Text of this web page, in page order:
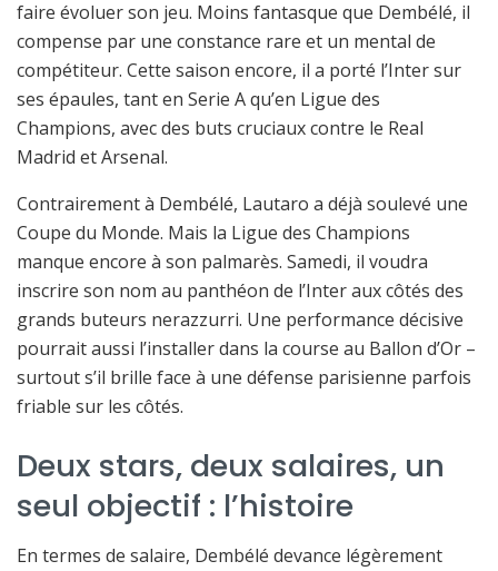
faire évoluer son jeu. Moins fantasque que Dembélé, il
compense par une constance rare et un mental de
compétiteur. Cette saison encore, il a porté l’Inter sur
ses épaules, tant en Serie A qu’en Ligue des
Champions, avec des buts cruciaux contre le Real
Madrid et Arsenal.
Contrairement à Dembélé, Lautaro a déjà soulevé une
Coupe du Monde. Mais la Ligue des Champions
manque encore à son palmarès. Samedi, il voudra
inscrire son nom au panthéon de l’Inter aux côtés des
grands buteurs nerazzurri. Une performance décisive
pourrait aussi l’installer dans la course au Ballon d’Or –
surtout s’il brille face à une défense parisienne parfois
friable sur les côtés.
Deux stars, deux salaires, un
seul objectif : l’histoire
En termes de salaire, Dembélé devance légèrement